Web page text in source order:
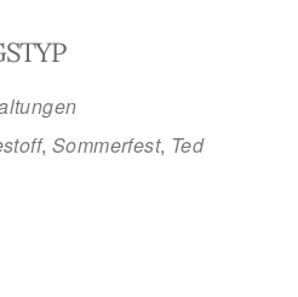
, Sommerfest, Ted